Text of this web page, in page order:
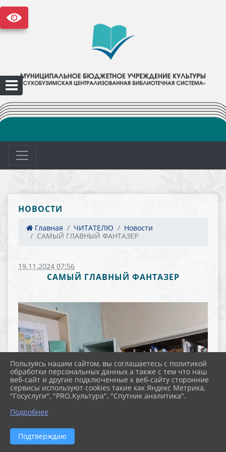
НОВОСТИ
Главная ЧИТАТЕЛЮ
Новости
САМЫЙ ГЛАВНЫЙ ФАНТАЗЕР
19.11.2024 07:56
САМЫЙ ГЛАВНЫЙ ФАНТАЗЕР
Пользуясь нашим сайтом, вы соглашаетесь с политикой
обработки персональных данных а также с тем что наш
веб-сайт и другие подключенные к веб-сайту сторонние
сервисы используют cookies такие как Яндекс Метрика,
"Госуслуги", "PRO.Культура", "Спутник аналитика".
Подробнее
Подтверждаю